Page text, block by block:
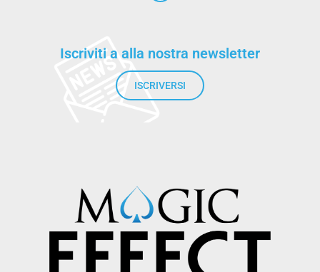
Iscriviti a alla nostra newsletter
ISCRIVERSI